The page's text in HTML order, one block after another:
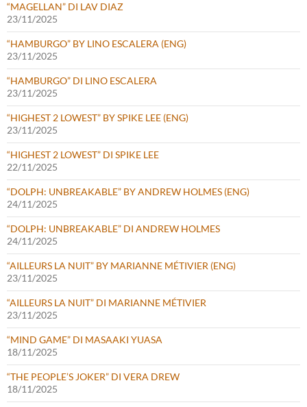
“MAGELLAN” DI LAV DIAZ
23/11/2025
“HAMBURGO” BY LINO ESCALERA (ENG)
23/11/2025
“HAMBURGO” DI LINO ESCALERA
23/11/2025
“HIGHEST 2 LOWEST” BY SPIKE LEE (ENG)
23/11/2025
“HIGHEST 2 LOWEST” DI SPIKE LEE
22/11/2025
“DOLPH: UNBREAKABLE” BY ANDREW HOLMES (ENG)
24/11/2025
“DOLPH: UNBREAKABLE” DI ANDREW HOLMES
24/11/2025
“AILLEURS LA NUIT” BY MARIANNE MÉTIVIER (ENG)
23/11/2025
“AILLEURS LA NUIT” DI MARIANNE MÉTIVIER
23/11/2025
“MIND GAME” DI MASAAKI YUASA
18/11/2025
“THE PEOPLE’S JOKER” DI VERA DREW
18/11/2025